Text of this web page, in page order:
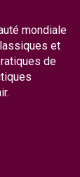
mondiale
et
de